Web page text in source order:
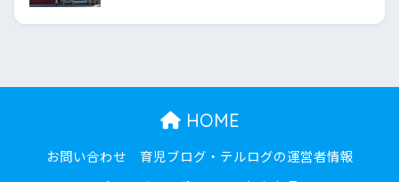
HOME
お問い合わせ
育児ブログ・テルログの運営者情報